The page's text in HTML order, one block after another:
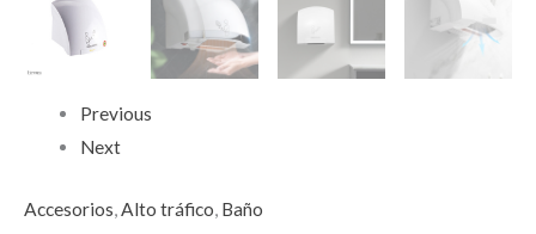
Previous
Next
Accesorios,Alto tráfico, Baño